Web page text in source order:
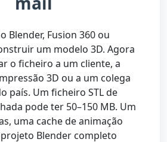
Blender, Fusion 360 ou
um modelo 3D. Agora
o ficheiro a um cliente, a
3D ou a um colega
país. Um ficheiro STL de
pode ter 50–150 MB. Um
uma cache de animação
Blender completo